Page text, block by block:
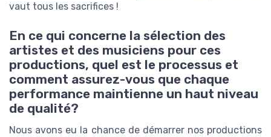
vaut tous les sacrifices !
En ce qui concerne la sélection des
artistes et des musiciens pour ces
productions, quel est le processus et
comment assurez-vous que chaque
performance maintienne un haut niveau
de qualité?
Nous avons eu la chance de démarrer nos productions